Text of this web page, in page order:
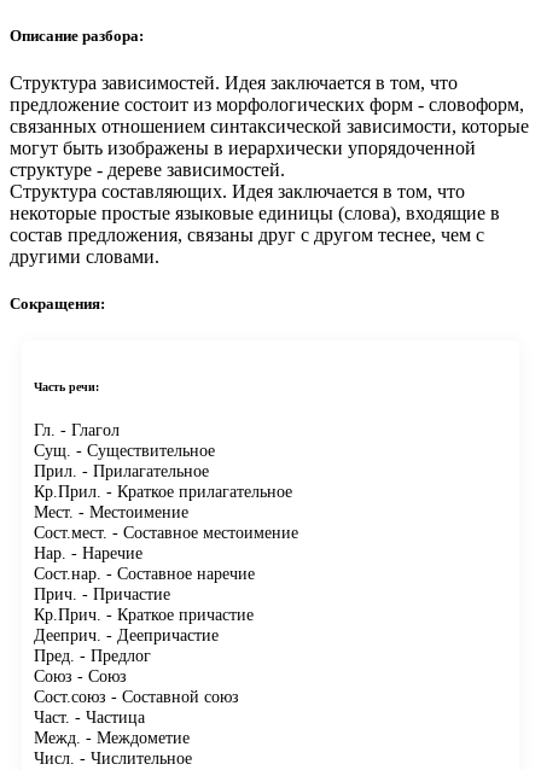
Описание разбора:
Структура зависимостей. Идея заключается в том, что
предложение состоит из морфологических форм - словоформ,
связанных отношением синтаксической зависимости, которые
могут быть изображены в иерархически упорядоченной
структуре - дереве зависимостей.
Структура составляющих. Идея заключается в том, что
некоторые простые языковые единицы (слова), входящие в
состав предложения, связаны друг с другом теснее, чем с
другими словами.
Сокращения:
Часть речи:
Гл. - Глагол
Сущ. - Существительное
Прил. - Прилагательное
Кр.Прил. - Краткое прилагательное
Мест. - Местоимение
Сост.мест. - Составное местоимение
Нар. - Наречие
Сост.нар. - Составное наречие
Прич. - Причастие
Кр.Прич. - Краткое причастие
Дееприч. - Деепричастие
Пред. - Предлог
Союз - Союз
Сост.союз - Составной союз
Част. - Частица
Межд. - Междометие
Числ. - Числительное